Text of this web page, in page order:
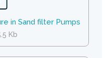
in Sand filter Pumps
Kb